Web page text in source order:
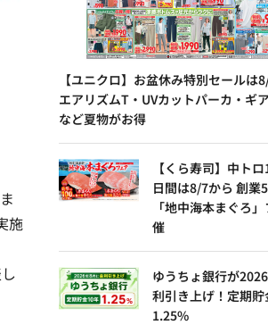
施
【ユニクロ】お盆休み特別セールは
エアリズムT・UVカットパーカ・ギ
など夏物がお得
【くら寿司】中ト
日間は8/7から 創業
「地中海本まぐろ
催
ゆうちょ銀行が
利引き上げ！定期
1.25%